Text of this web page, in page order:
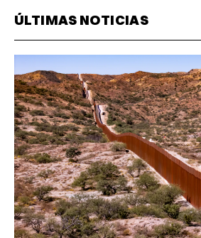
ÚLTIMAS NOTICIAS